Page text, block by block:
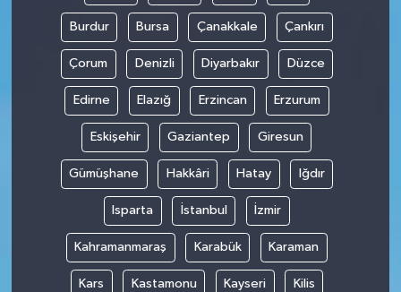
Burdur Bursa Çanakkale Çankırı
Çorum Denizli Diyarbakır Düzce
Edirne Elazığ Erzincan Erzurum
Eskişehir Gaziantep Giresun
Gümüşhane Hakkâri Hatay Iğdır
Isparta İstanbul İzmir
Kahramanmaraş Karabük Karaman
Kars Kastamonu Kayseri Kilis